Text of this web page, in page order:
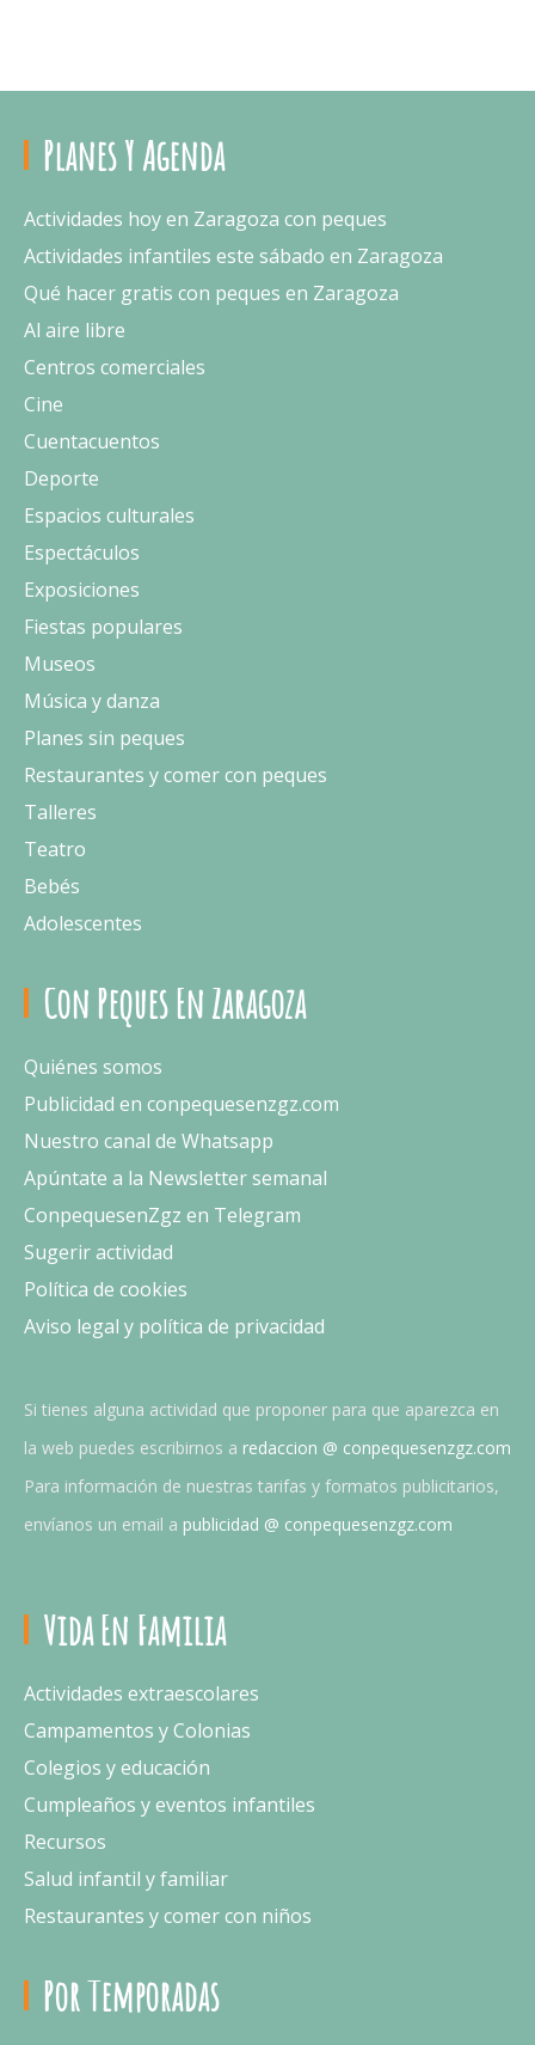
Planes Y Agenda
Actividades hoy en Zaragoza con peques
Actividades infantiles este sábado en Zaragoza
Qué hacer gratis con peques en Zaragoza
Al aire libre
Centros comerciales
Cine
Cuentacuentos
Deporte
Espacios culturales
Espectáculos
Exposiciones
Fiestas populares
Museos
Música y danza
Planes sin peques
Restaurantes y comer con peques
Talleres
Teatro
Bebés
Adolescentes
Con Peques En Zaragoza
Quiénes somos
Publicidad en conpequesenzgz.com
Nuestro canal de Whatsapp
Apúntate a la Newsletter semanal
ConpequesenZgz en Telegram
Sugerir actividad
Política de cookies
Aviso legal y política de privacidad
Si tienes alguna actividad que proponer para que aparezca en
la web puedes escribirnos a redaccion @ conpequesenzgz.com
Para información de nuestras tarifas y formatos publicitarios,
envíanos un email a publicidad @ conpequesenzgz.com
Vida En Familia
Actividades extraescolares
Campamentos y Colonias
Colegios y educación
Cumpleaños y eventos infantiles
Recursos
Salud infantil y familiar
Restaurantes y comer con niños
Por Temporadas